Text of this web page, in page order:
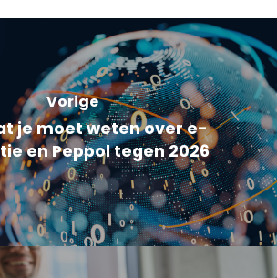
Vorige
je moet weten over e-
en Peppol tegen 2026